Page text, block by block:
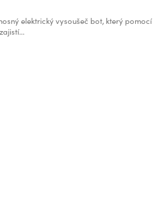
elektrický vysoušeč bot, který pomocí